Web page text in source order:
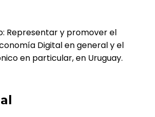
Representar y promover el
Digital en general y el
en particular, en Uruguay.